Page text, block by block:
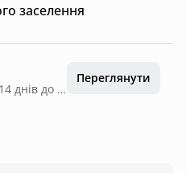
заселення
Повне повернення: за 14 днів до дати заїзду
Переглянути